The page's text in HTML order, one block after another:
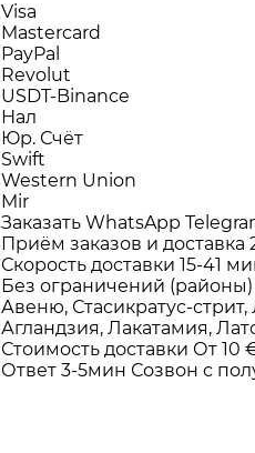
Visa
Mastercard
PayPal
Revolut
USDT-Binance
Нал
Юр. Счёт
Swift
Western Union
Mir
Заказать WhatsApp
Приём заказов и доставка
Скорость доставки 15-41
Без ограничений (районы)
Авеню, Стаcикратус-
Агландзия, Лакатамия,
Стоимость доставки От 10
Ответ 3-5мин Созвон с